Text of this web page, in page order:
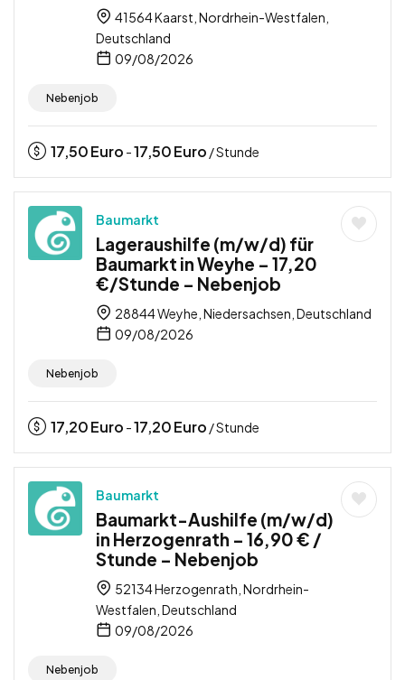
41564 Kaarst, Nordrhein-Westfalen,
Deutschland
09/08/2026
Nebenjob
17,50Euro -17,50Euro / Stunde
Baumarkt
Lageraushilfe (m/w/d) für
Baumarkt in Weyhe – 17,20
€/Stunde – Nebenjob
28844 Weyhe, Niedersachsen, Deutschland
09/08/2026
Nebenjob
17,20Euro -17,20Euro / Stunde
Baumarkt
Baumarkt-Aushilfe (m/w/d)
in Herzogenrath – 16,90 € /
Stunde – Nebenjob
52134 Herzogenrath, Nordrhein-
Westfalen, Deutschland
09/08/2026
Nebenjob